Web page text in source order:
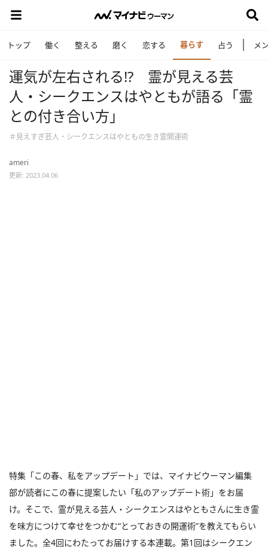
トップ 働く 整える 磨く 恋する 暮らす 占う メ
運気が左右される!? 霊が見える芸
人・シークエンスはやともが語る「霊
との付き合い方」
＃見えすぎ芸人・シークエンスはやともの生き霊開運術
ameri
更新: 2023.04.06
特集「この春、私をアップデート」では、マイナビウーマン編集
部が読者にこの春に提案したい「私のアップデート術」をお届
け。そこで、霊が見える芸人・シークエンスはやともさんに生き霊
を味方につけて幸せをつかむ“とっておきの開運術”を教えてもらい
ました。全4回にわたってお届けする本連載。第1回はシークエン